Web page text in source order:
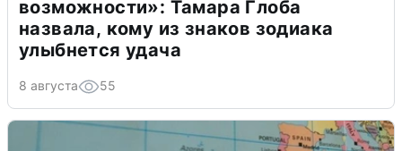
возможности»: Тамара Глоба
назвала, кому из знаков зодиака
улыбнется удача
8 августа 55